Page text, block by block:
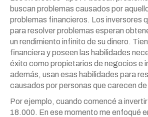
buscan problemas causados ​​por
problemas financieros. Los inversores
para resolver problemas esperan
un rendimiento infinito de su dinero.
financiera y poseen las habilidades
éxito como propietarios de negocios e
además, usan esas habilidades para
causados ​​por personas que carecen
Por ejemplo, cuando comencé a
18.000. En ese momento me enfoqué